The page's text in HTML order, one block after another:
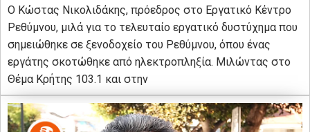
Ο Κώστας Νικολιδάκης, πρόεδρος στο Εργατικό Κέντρο
Ρεθύμνου, μιλά για το τελευταίο εργατικό δυστύχημα που
σημειώθηκε σε ξενοδοχείο του Ρεθύμνου, όπου ένας
εργάτης σκοτώθηκε από ηλεκτροπληξία. Μιλώντας στο
Θέμα Κρήτης 103.1 και στην